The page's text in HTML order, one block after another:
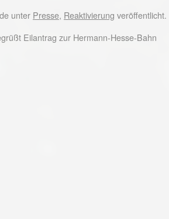
unter Presse, Reaktivierung
Eilantrag zur Hermann-Hesse-Bahn